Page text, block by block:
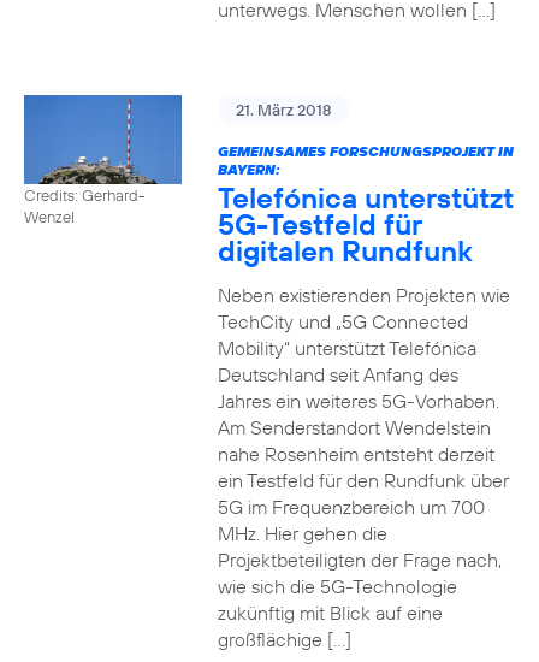
unterwegs. Menschen wollen […]
Credits: Gerhard-
Wenzel
21. März 2018
GEMEINSAMES FORSCHUNGSPROJEKT IN
BAYERN:
Telefónica unterstützt
5G-Testfeld für
digitalen Rundfunk
Neben existierenden Projekten wie
TechCity und „5G Connected
Mobility“ unterstützt Telefónica
Deutschland seit Anfang des
Jahres ein weiteres 5G-Vorhaben.
Am Senderstandort Wendelstein
nahe Rosenheim entsteht derzeit
ein Testfeld für den Rundfunk über
5G im Frequenzbereich um 700
MHz. Hier gehen die
Projektbeteiligten der Frage nach,
wie sich die 5G-Technologie
zukünftig mit Blick auf eine
großflächige […]